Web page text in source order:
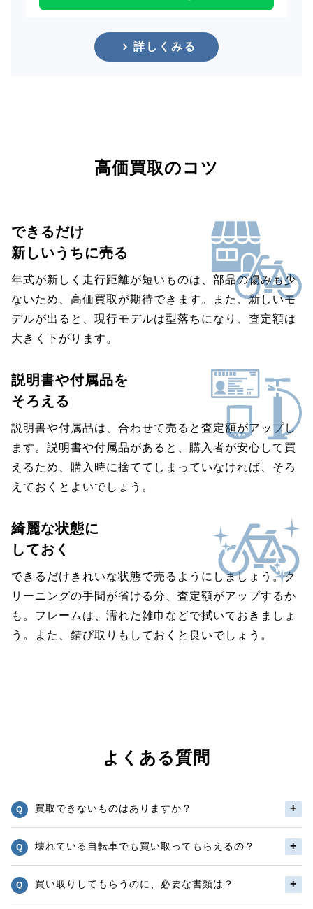
詳しくみる
高価買取のコツ
できるだけ
新しいうちに売る
年式が新しく走行距離が短いものは、部品の傷みも少
ないため、高価買取が期待できます。また、新しいモ
デルが出ると、現行モデルは型落ちになり、査定額は
大きく下がります。
説明書や付属品を
そろえる
説明書や付属品は、合わせて売ると査定額がアップし
ます。説明書や付属品があると、購入者が安心して買
えるため、購入時に捨ててしまっていなければ、そろ
えておくとよいでしょう。
綺麗な状態に
しておく
できるだけきれいな状態で売るようにしましょう。ク
リーニングの手間が省ける分、査定額がアップするか
も。フレームは、濡れた雑巾などで拭いておきましょ
う。また、錆び取りもしておくと良いでしょう。
よくある質問
買取できないものはありますか？
壊れている自転車でも買い取ってもらえるの？
買い取りしてもらうのに、必要な書類は？